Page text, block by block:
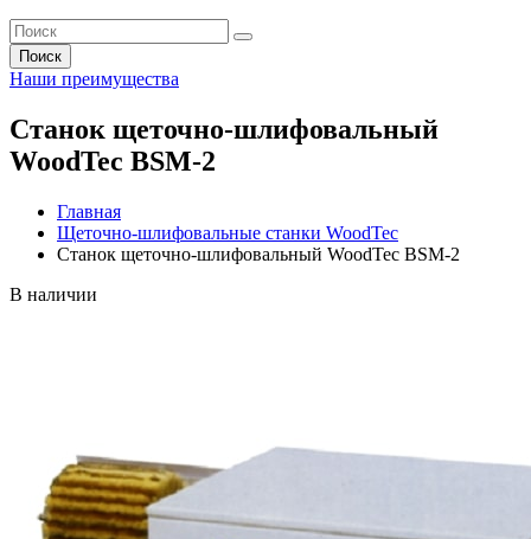
Поиск
Наши преимущества
Станок щеточно-шлифовальный
WoodTec BSM-2
Главная
Щеточно-шлифовальные станки WoodTec
Станок щеточно-шлифовальный WoodTec BSM-2
В наличии